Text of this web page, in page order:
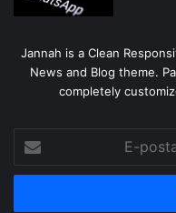
Jannah is a Clean
News and Blog theme.
completely
posta
adresinizi